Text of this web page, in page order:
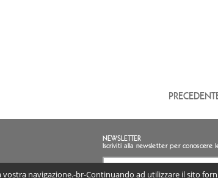
NEWSLETTER
Iscriviti alla newsletter per conoscere
Acconsento al trattamento dei miei dati
navigazione.-br-Continuando ad utilizzare il sito